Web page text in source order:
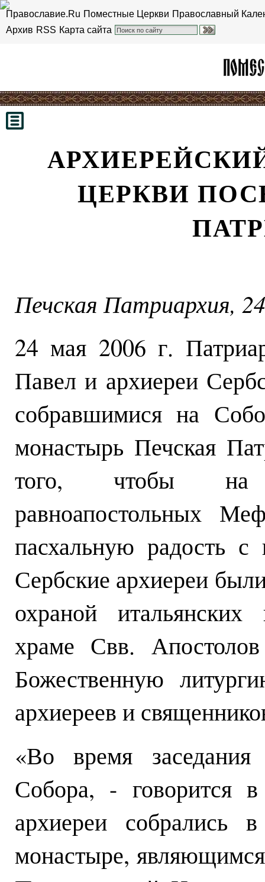
Православие.Ru Поместные Церкви Православный
Архив RSS Карта сайта
ЦЕРКВИ
Печская Патриархия,
24 мая 2006 г.
Павел и архиереи
собравшимися на
монастырь Печская
того, чтобы на
равноапостольных
пасхальную радость
Сербские архиереи
охраной
храме Свв.
Божественную
архиереев и
«Во время заседания
Собора, - говорится
архиереи собрались
монастыре,